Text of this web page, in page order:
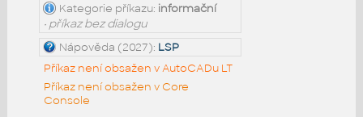
Kategorie příkazu: informační
• příkaz bez dialogu
Nápověda (2027): LSP
Příkaz není obsažen v AutoCADu LT
Příkaz není obsažen v Core
Console